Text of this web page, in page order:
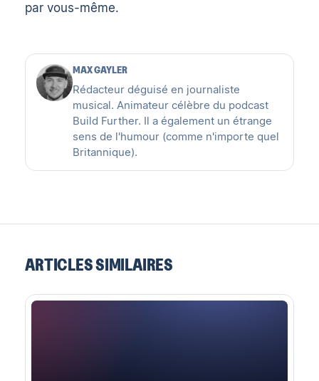
par vous-même.
MAX GAYLER
Rédacteur déguisé en journaliste
musical. Animateur célèbre du podcast
Build Further. Il a également un étrange
sens de l'humour (comme n'importe quel
Britannique).
ARTICLES SIMILAIRES